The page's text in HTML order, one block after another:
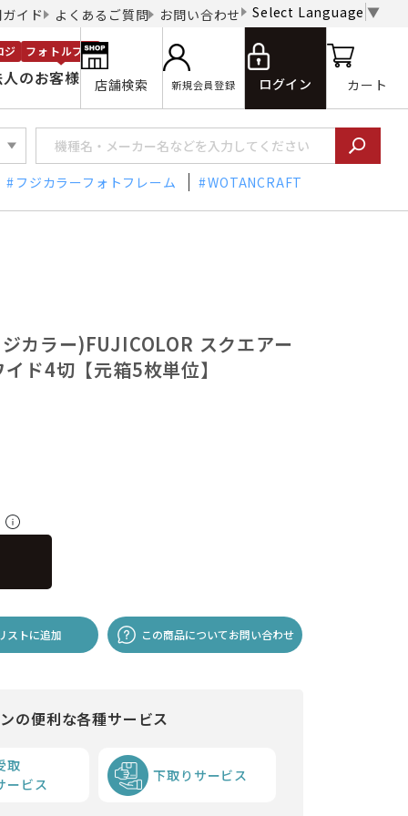
イド よくあるご質問 お問い合わせ Select Language ▼
のお客様
ジ フォトルプロ
店舗検索 新規会員登録 ログイン カート
フジカラーフォトフレーム WOTANCRAFT
カラー)FUJICOLOR スクエアー
ド4切【元箱5枚単位】
ストに追加 この商品についてお問い合わせ
の便利な各種サービス
取
ービス
下取りサービス